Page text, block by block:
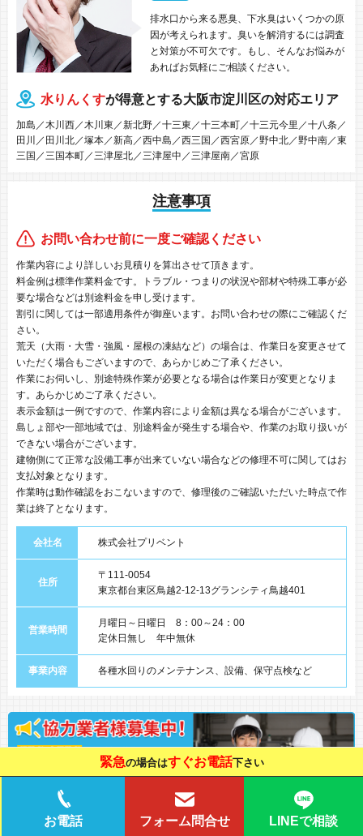
排水口から来る悪臭、下水臭はいくつかの原
因が考えられます。臭いを解消するには調査
と対策が不可欠です。もし、そんなお悩みが
あればお気軽にご相談ください。
水りんくすが得意とする大阪市淀川区の対応エリア
加島／木川西／木川東／新北野／十三東／十三本町／十三元今里／十八条／
田川／田川北／塚本／新高／西中島／西三国／西宮原／野中北／野中南／東
三国／三国本町／三津屋北／三津屋中／三津屋南／宮原
注意事項
お問い合わせ前に一度ご確認ください
作業内容により詳しいお見積りを算出させて頂きます。
料金例は標準作業料金です。トラブル・つまりの状況や部材や特殊工事が必
要な場合などは別途料金を申し受けます。
割引に関しては一部適用条件が御座います。お問い合わせの際にご確認くだ
さい。
荒天（大雨・大雪・強風・屋根の凍結など）の場合は、作業日を変更させて
いただく場合もございますので、あらかじめご了承ください。
作業にお伺いし、別途特殊作業が必要となる場合は作業日が変更となりま
す。あらかじめご了承ください。
表示金額は一例ですので、作業内容により金額は異なる場合がございます。
島しょ部や一部地域では、別途料金が発生する場合や、作業のお取り扱いが
できない場合がございます。
建物側にて正常な設備工事が出来ていない場合などの修理不可に関してはお
支払対象となります。
作業時は動作確認をおこないますので、修理後のご確認いただいた時点で作
業は終了となります。
会社名 株式会社プリベント
住所
〒111-0054
東京都台東区鳥越2-12-13グランシティ鳥越401
営業時間
月曜日～日曜日 8：00～24：00
定休日無し 年中無休
事業内容 各種水回りのメンテナンス、設備、保守点検など
緊急の場合はすぐお電話下さい
お電話 フォーム問合せ LINEで相談